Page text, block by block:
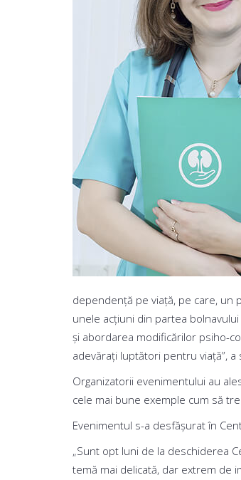
dependență pe viață, pe care, un
unele acțiuni din partea
și abordarea modificărilor psiho-
adevărați luptători pentru viață”,
Organizatorii evenimentului au
cele mai bune exemple cum să
Evenimentul s-a desfășurat în
„Sunt opt luni de la deschiderea
temă mai delicată, dar extrem de